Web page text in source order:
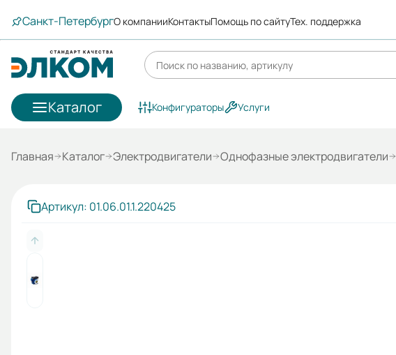
Санкт-ПетербургО компанииКонтактыПомощь по сайтуТех. поддержка
Каталог Конфигураторы Услуги
Главная Каталог Электродвигатели Однофазные электродвигатели
Артикул: 01.06.01.1.220425